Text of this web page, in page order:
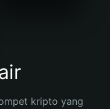
kripto yang